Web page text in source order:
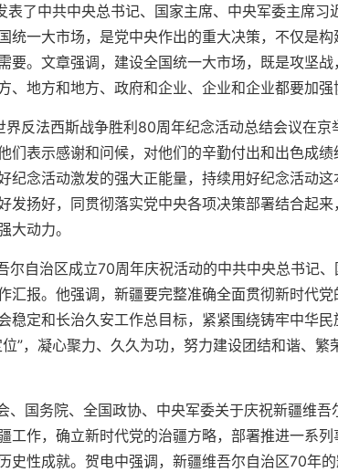
表了中共中央总书记、国家主席、中央军委主席习
统一大市场，是党中央作出的重大决策，不仅是
要。文章强调，建设全国统一大市场，既是攻坚
地方和地方、政府和企业、企业和企业都要加强
反法西斯战争胜利80周年纪念活动总结会议在
们表示感谢和问候，对他们的辛勤付出和出色成
纪念活动激发的强大正能量，持续用好纪念活动
发扬好，同贯彻落实党中央各项决策部署结合起
大动力。
尔自治区成立70周年庆祝活动的中共中央总书记
汇报。他强调，新疆要完整准确全面贯彻新时代
稳定和长治久安工作总目标，紧紧围绕铸牢中华
”，凝心聚力、久久为功，努力建设团结和谐、繁
国务院、全国政协、中央军委关于庆祝新疆维
工作，确立新时代党的治疆方略，部署推进一系
史性成就。贺电中强调，新疆维吾尔自治区70年